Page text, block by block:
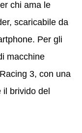
chi ama le
scaricabile da
Per gli
macchine
3, con una
brivido del